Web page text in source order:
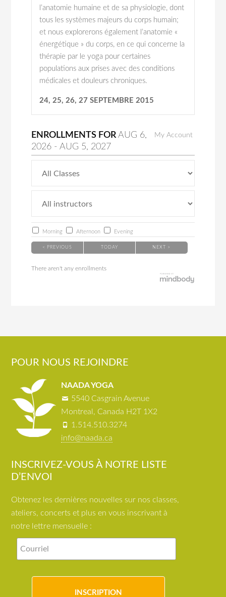
l’anatomie humaine et de sa physiologie, dont
tous les systèmes majeurs du corps humain;
et nous explorerons également l’anatomie «
énergétique » du corps, en ce qui concerne la
thérapie par le yoga pour certaines
populations aux prises avec des conditions
médicales et douleurs chroniques.
24, 25, 26, 27 SEPTEMBRE 2015
My Account
ENROLLMENTS FORAUG 6,
2026 -AUG 5, 2027
Morning Afternoon Evening
< PREVIOUS TODAY NEXT >
There aren't any enrollments
POUR NOUS REJOINDRE
NAADA YOGA
5540 Casgrain Avenue
Montreal, Canada H2T 1X2
1.514.510.3274
info@naada.ca
INSCRIVEZ-VOUS À NOTRE LISTE
D’ENVOI
Obtenez les dernières nouvelles sur nos classes,
ateliers, concerts et plus en vous inscrivant à
notre lettre mensuelle :